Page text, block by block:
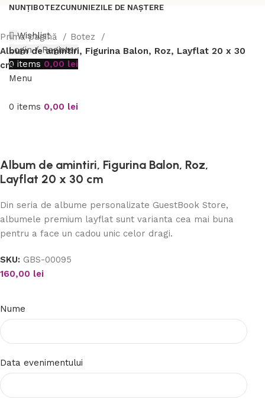
NUNȚIBOTEZCUNUNIEZILE DE NAȘTERE
Wishlist
Login / Register
0 items 0,00 lei
Menu
0 items 0,00 lei
Prima pagină
Botez
Album de amintiri, Figurina Balon, Roz, Layflat 20 x 30
cm
Album de amintiri, Figurina Balon, Roz,
Layflat 20 x 30 cm
Din seria de albume personalizate GuestBook Store,
albumele premium layflat sunt varianta cea mai buna
pentru a face un cadou unic celor dragi.
SKU: GBS-00095
160,00 lei
Nume
Data evenimentului